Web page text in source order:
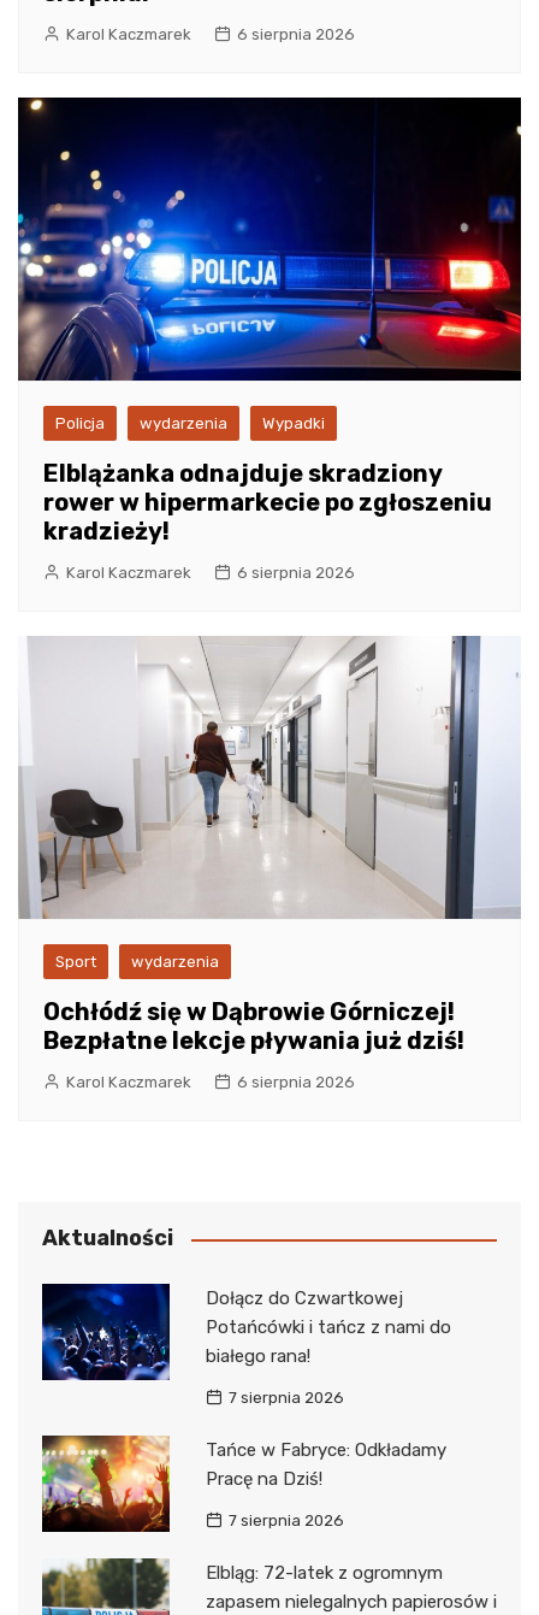
Karol Kaczmarek 6 sierpnia 2026
Policja wydarzenia Wypadki
Elblążanka odnajduje skradziony
rower w hipermarkecie po zgłoszeniu
kradzieży!
Karol Kaczmarek 6 sierpnia 2026
Sport wydarzenia
Ochłódź się w Dąbrowie Górniczej!
Bezpłatne lekcje pływania już dziś!
Karol Kaczmarek 6 sierpnia 2026
Aktualności
Dołącz do Czwartkowej
Potańcówki i tańcz z nami do
białego rana!
7 sierpnia 2026
Tańce w Fabryce: Odkładamy
Pracę na Dziś!
7 sierpnia 2026
Elbląg: 72-latek z ogromnym
zapasem nielegalnych papierosów i